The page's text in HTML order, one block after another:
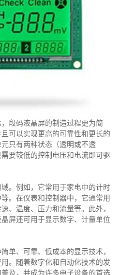
段码液晶屏的制造过程更为简
可以实现更高的可靠性和更长的
只有两种状态（透明或不透
要较低的控制电压和电流即可驱
。例如，它常用于家电中的计时
。在仪表和控制器中，它通常用
、温度、压力和流量等。此外，
屏还可用于显示数字、计量单位
单、可靠、低成本的显示技术，
。随着数字化和自动化技术的发
及，并成为许多电子设备的首选